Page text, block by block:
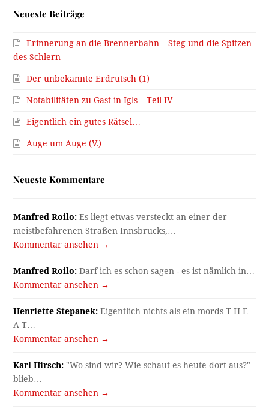
Neueste Beiträge
Erinnerung an die Brennerbahn – Steg und die Spitzen
des Schlern
Der unbekannte Erdrutsch (1)
Notabilitäten zu Gast in Igls – Teil IV
Eigentlich ein gutes Rätsel…
Auge um Auge (V.)
Neueste Kommentare
Manfred Roilo: Es liegt etwas versteckt an einer der
meistbefahrenen Straßen Innsbrucks,…
Kommentar ansehen →
Manfred Roilo: Darf ich es schon sagen - es ist nämlich in…
Kommentar ansehen →
Henriette Stepanek: Eigentlich nichts als ein mords T H E
A T…
Kommentar ansehen →
Karl Hirsch: "Wo sind wir? Wie schaut es heute dort aus?"
blieb…
Kommentar ansehen →